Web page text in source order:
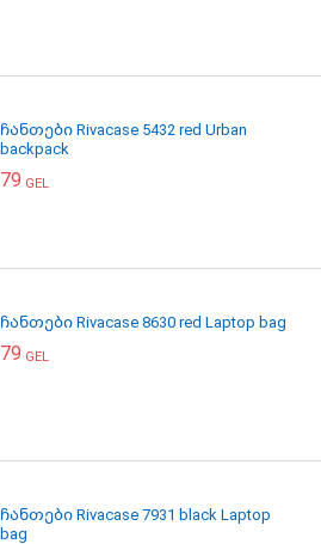
ჩანთები Rivacase 5432 red Urban
backpack
79 GEL
ჩანთები Rivacase 8630 red Laptop bag
79 GEL
ჩანთები Rivacase 7931 black Laptop
bag